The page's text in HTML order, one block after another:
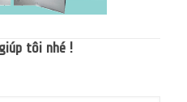
tôi nhé !